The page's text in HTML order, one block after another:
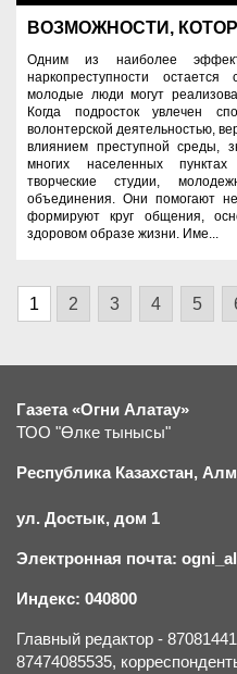
ВОЗМОЖНОСТИ,
Одним из наиболее
наркопреступности
молодые люди могут
Когда подросток увлечен
волонтерской деятельностью,
влиянием преступной среды,
многих населенных
творческие студии,
объединения. Они помогают
формируют круг общения,
здоровом образе жизни. Име...
1 2 3 4 5
Газета «Огни Алатау»
ТОО "Өлке тынысы"
Республика Казахстан,
ул. Достык, дом 1
Электронная почта:
Индекс: 040800
Главный редактор -
87474085535,